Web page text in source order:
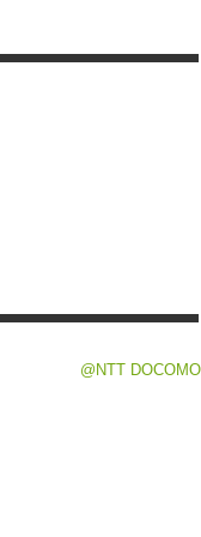
@NTT DOCOMO